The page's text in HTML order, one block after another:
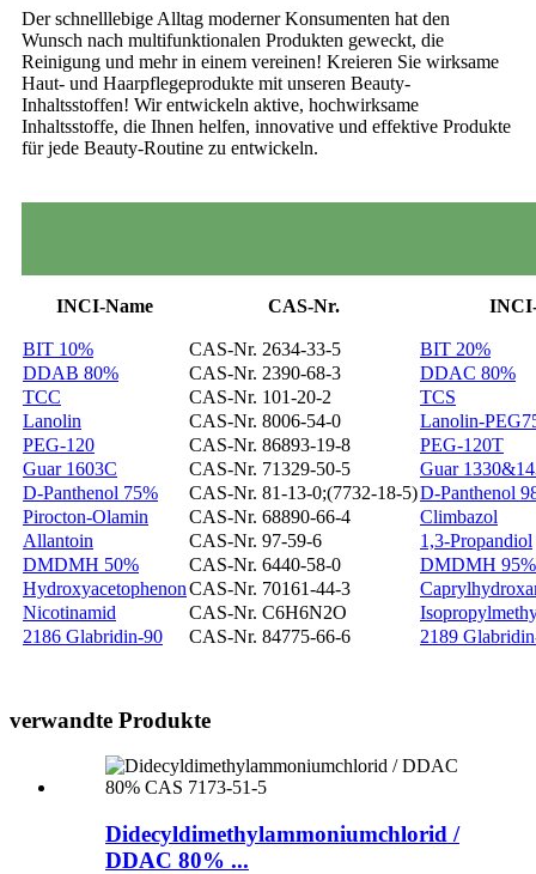
Der schnelllebige Alltag moderner Konsumenten hat den
Wunsch nach multifunktionalen Produkten geweckt, die
Reinigung und mehr in einem vereinen! Kreieren Sie wirksame
Haut- und Haarpflegeprodukte mit unseren Beauty-
Inhaltsstoffen! Wir entwickeln aktive, hochwirksame
Inhaltsstoffe, die Ihnen helfen, innovative und effektive Produkte
für jede Beauty-Routine zu entwickeln.
INCI-Name CAS-Nr.
BIT 10% CAS-Nr. 2634-33-5
BIT 20%
DDAB 80%
CAS-Nr. 2390-68-3
DDAC 80%
TCC
CAS-Nr. 101-20-2
TCS
Lanolin
CAS-Nr. 8006-54-0
Lanolin-
PEG-120
CAS-Nr. 86893-19-8
PEG-120T
Guar 1603C
CAS-Nr. 71329-50-5
Guar
D-Panthenol 75%
CAS-Nr. 81-13-0;(7732-18-5)D-Panthenol
Pirocton-Olamin
CAS-Nr. 68890-66-4
Climbazol
Allantoin
CAS-Nr. 97-59-6
1,3-Propandiol
DMDMH 50%
CAS-Nr. 6440-58-0
DMDMH 95%
HydroxyacetophenonCAS-Nr. 70161-44-3
Nicotinamid
CAS-Nr. C6H6N2O
2186 Glabridin-90
CAS-Nr. 84775-66-6 2189
verwandte Produkte
Didecyldimethylammoniumchlorid /
DDAC 80% ...